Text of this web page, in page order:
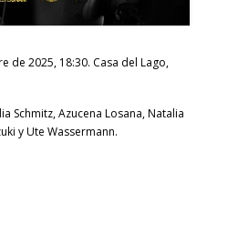
de 2025, 18:30. Casa del Lago,
Schmitz, Azucena Losana, Natalia
y Ute Wassermann.